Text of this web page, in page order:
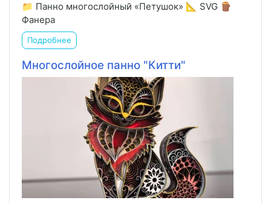
📁 Панно многослойный «Петушок» 📐 SVG 🪵
Фанера
Подробнее
Многослойное панно "Китти"